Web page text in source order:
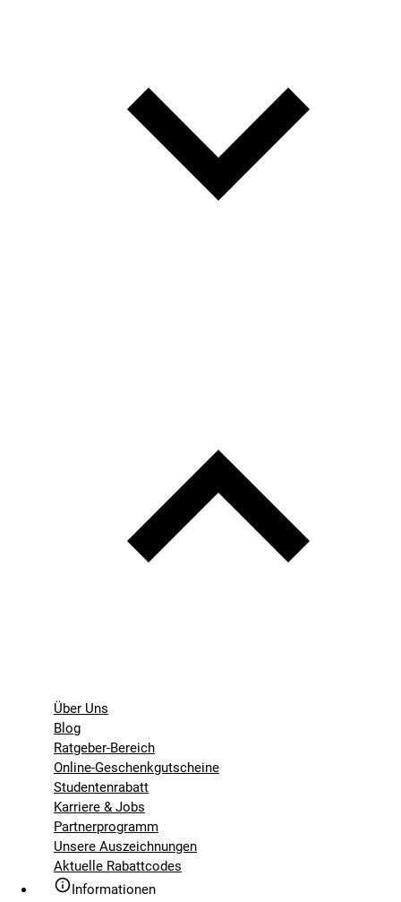
Über Uns
Blog
Ratgeber-Bereich
Online-Geschenkgutscheine
Studentenrabatt
Karriere & Jobs
Partnerprogramm
Unsere Auszeichnungen
Aktuelle Rabattcodes
Informationen